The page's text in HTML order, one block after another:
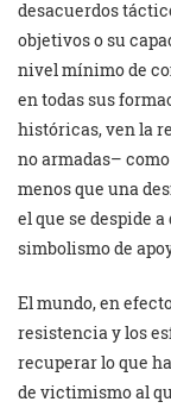
desacuerdos
objetivos o su
nivel mínimo de
en todas sus
históricas, ven la
no armadas–
menos que una
el que se despide
simbolismo de
El mundo, en
resistencia y los
recuperar lo que
de victimismo al